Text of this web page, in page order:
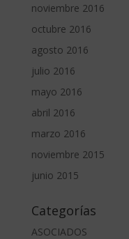
noviembre 2016
octubre 2016
agosto 2016
julio 2016
mayo 2016
abril 2016
marzo 2016
noviembre 2015
junio 2015
Categorías
ASOCIADOS